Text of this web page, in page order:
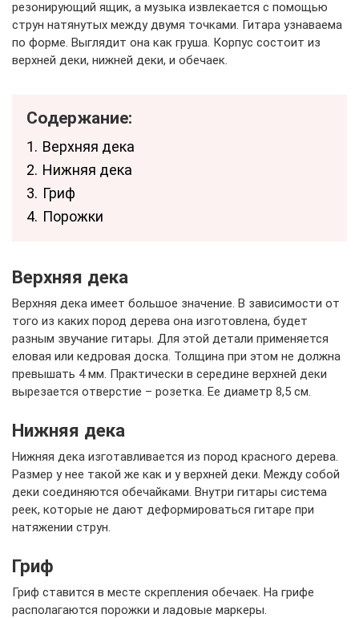
резонирующий ящик, а музыка извлекается с помощью
струн натянутых между двумя точками. Гитара узнаваема
по форме. Выглядит она как груша. Корпус состоит из
верхней деки, нижней деки, и обечаек.
Содержание:
1. Верхняя дека
2. Нижняя дека
3. Гриф
4. Порожки
Верхняя дека
Верхняя дека имеет большое значение. В зависимости от
того из каких пород дерева она изготовлена, будет
разным звучание гитары. Для этой детали применяется
еловая или кедровая доска. Толщина при этом не должна
превышать 4 мм. Практически в середине верхней деки
вырезается отверстие – розетка. Ее диаметр 8,5 см.
Нижняя дека
Нижняя дека изготавливается из пород красного дерева.
Размер у нее такой же как и у верхней деки. Между собой
деки соединяются обечайками. Внутри гитары система
реек, которые не дают деформироваться гитаре при
натяжении струн.
Гриф
Гриф ставится в месте скрепления обечаек. На грифе
располагаются порожки и ладовые маркеры.